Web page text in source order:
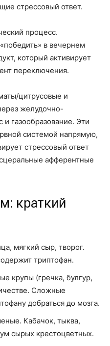
стрессовый ответ.
процесс.
в вечернем
который активирует
переключения.
цитрусовые и
желудочно-
газообразование. Эти
системой напрямую,
стрессовый ответ
афферентные
краткий
мягкий сыр, творог.
триптофан.
крупы (гречка, булгур,
Сложные
добраться до мозга.
Кабачок, тыква,
сырых крестоцветных.